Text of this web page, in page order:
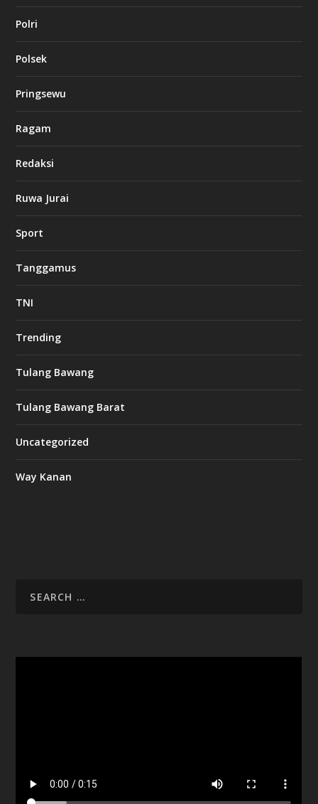
Polri
Polsek
Pringsewu
Ragam
Redaksi
Ruwa Jurai
Sport
Tanggamus
TNI
Trending
Tulang Bawang
Tulang Bawang Barat
Uncategorized
Way Kanan